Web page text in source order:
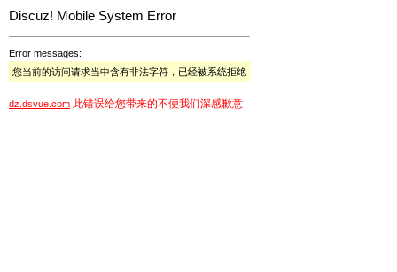
Discuz! Mobile System Error
Error messages:
您当前的访问请求当中含有非法字符，已经被系统拒绝
dz.dsvue.com 此错误给您带来的不便我们深感歉意